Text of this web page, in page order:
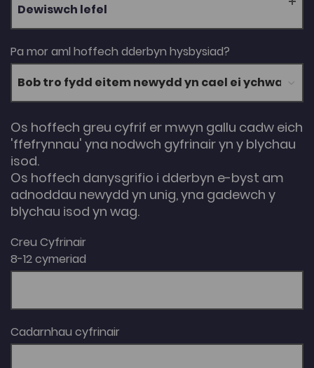
Dewiswch lefel
Pa mor aml hoffech dderbyn hysbysiad?
Os hoffech greu cyfrif er mwyn gallu cadw eich
'ffefrynnau' yna nodwch gyfrinair yn y blychau
isod.
Os hoffech danysgrifio i dderbyn e-byst am
adnoddau newydd yn unig, yna gadewch y
blychau isod yn wag.
Creu Cyfrinair
8-12 cymeriad
Cadarnhau cyfrinair